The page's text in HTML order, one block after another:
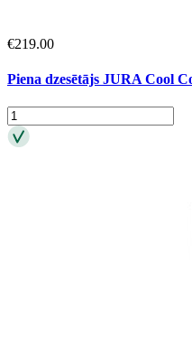
€219.00
Piena dzesētājs JURA Cool